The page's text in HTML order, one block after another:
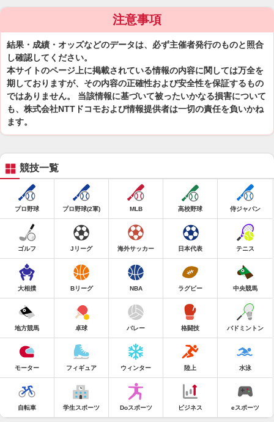
注意事項
結果・成績・オッズなどのデータは、必ず主催者発行のものと照合
し確認してください。
本サイトのページ上に掲載されている情報の内容に関しては万全を
期しておりますが、その内容の正確性および安全性を保証するもの
ではありません。 当該情報に基づいて被ったいかなる損害について
も、株式会社NTTドコモおよび情報提供者は一切の責任を負いかね
ます。
競技一覧
プロ野球 プロ野球(2軍) MLB 高校野球 侍ジャパン
ゴルフ Jリーグ 海外サッカー 日本代表 テニス
大相撲 Bリーグ NBA ラグビー 中央競馬
地方競馬 卓球 バレー 格闘技 バドミントン
モーター フィギュア ウィンター 陸上 水泳
自転車 学生スポーツ Doスポーツ ビジネス eスポーツ